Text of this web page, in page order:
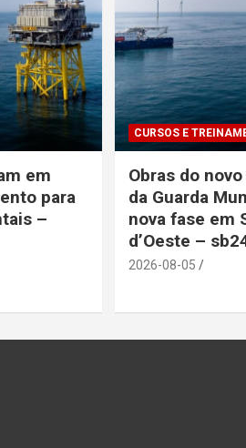
em
para
–
CURSOS E
Obras do
da Guarda
nova fase em
d’Oeste –
2026-08-05